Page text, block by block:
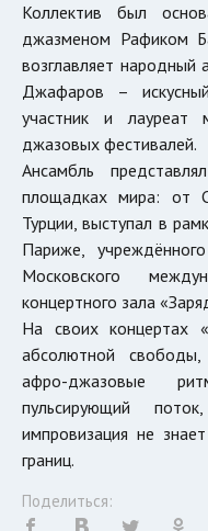
Коллектив был
джазменом Рафиком
возглавляет
Джафаров –
участник и лауреат
джазовых фестивалей.
Ансамбль
площадках мира: от
Турции, выступал в
Париже,
Московского
концертного зала
На своих концертах
абсолютной
афро-джазовые
пульсирующий
импровизация не
границ.
Поделиться: